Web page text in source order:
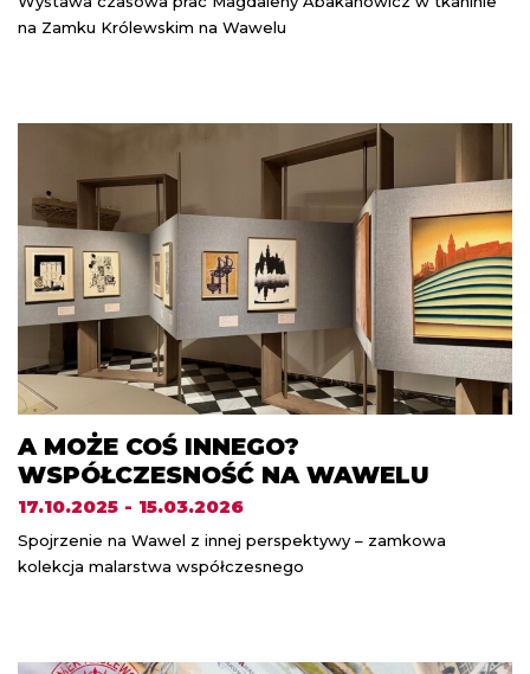
na Zamku Królewskim na Wawelu
A MOŻE COŚ INNEGO?
WSPÓŁCZESNOŚĆ NA WAWELU
17.10.2025 - 15.03.2026
Spojrzenie na Wawel z innej perspektywy – zamkowa
kolekcja malarstwa współczesnego